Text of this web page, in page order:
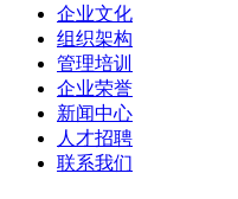
企业文化
组织架构
管理培训
企业荣誉
新闻中心
人才招聘
联系我们